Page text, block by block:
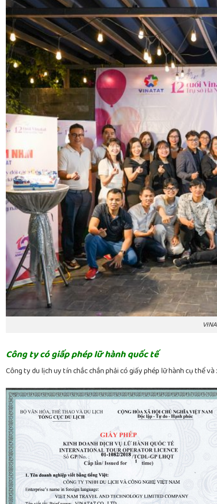
Công ty có giấp phép lữ hành quốc tế
Công ty du lịch uy tín chắc chắn phải có giấy phép lữ hành cụ thể